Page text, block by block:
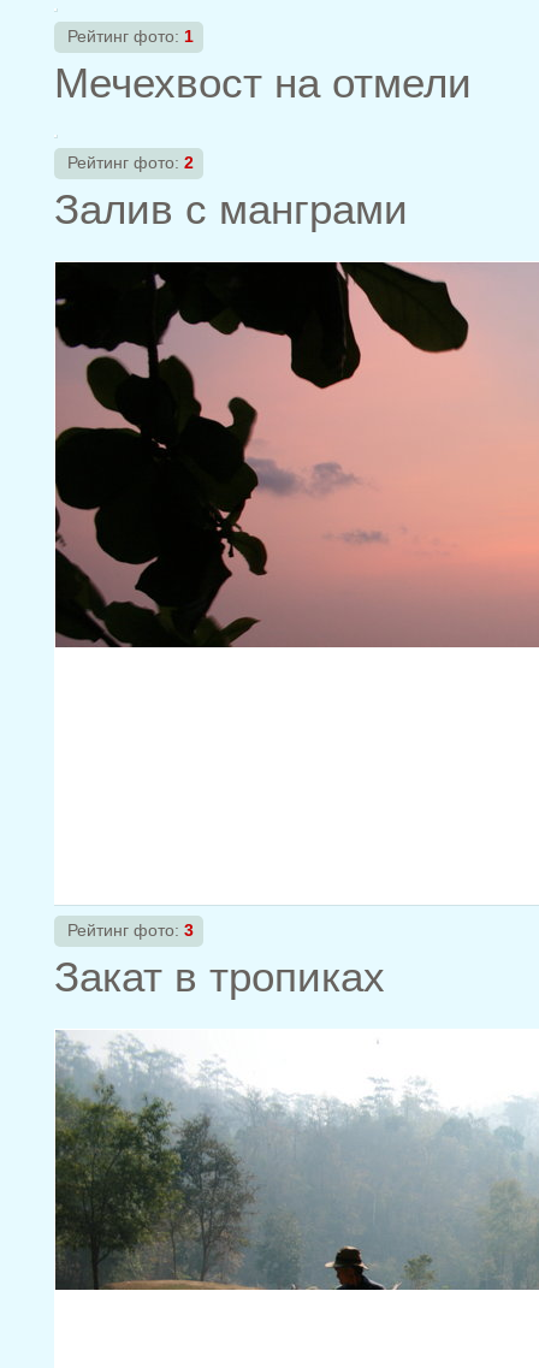
Рейтинг фото: 1
Мечехвост на отмели
Рейтинг фото: 2
Залив с манграми
Рейтинг фото: 3
Закат в тропиках